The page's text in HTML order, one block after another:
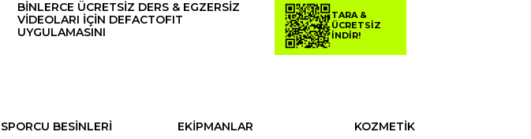
BİNLERCE ÜCRETSİZ DERS & EGZERSİZ
VİDEOLARI İÇİN DEFACTOFIT
UYGULAMASINI
TARA &
ÜCRETSİZ
İNDİR!
SPORCU BESİNLERİ
EKİPMANLAR
KOZMETİK